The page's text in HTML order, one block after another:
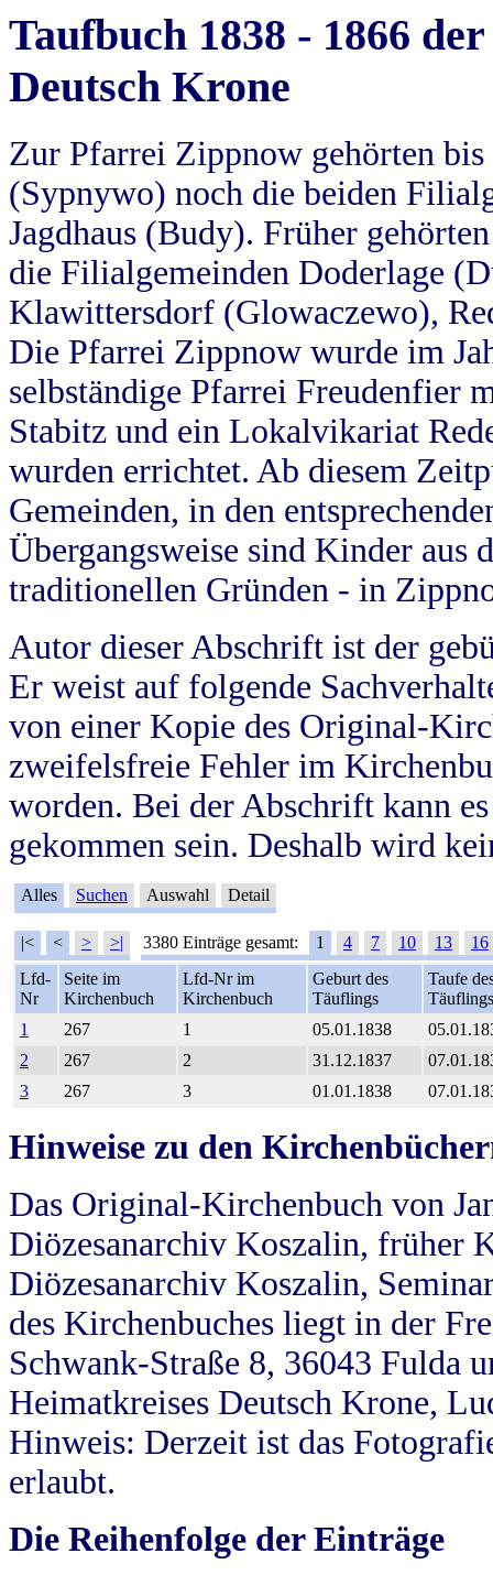
Taufbuch 1838 - 1866
Deutsch Krone
Zur Pfarrei Zippnow gehörten
(Sypnywo) noch die beiden
Jagdhaus (Budy). Früher
die Filialgemeinden Doderlage
Klawittersdorf (Glowaczewo),
Die Pfarrei Zippnow wurde im
selbständige Pfarrei Freudenfier
Stabitz und ein Lokalvikariat
wurden errichtet. Ab diesem
Gemeinden, in den
Übergangsweise sind Kinder aus
traditionellen Gründen - in
Autor dieser Abschrift ist der
Er weist auf folgende
von einer Kopie des Original-
zweifelsfreie Fehler im
worden. Bei der Abschrift kann
gekommen sein. Deshalb wird
Alles Suchen Auswahl Detail
|< < > >| 3380 Einträge gesamt: 1 4 7 10 13
16
Lfd-
Nr
Seite im
Kirchenbuch
Lfd-Nr im
Kirchenbuch
Geburt des
Täuflings
Taufe
Täuflings
1
267 1 05.01.1838
2
267 2 31.12.1837
3
267 3 01.01.1838
Hinweise zu den
Das Original-Kirchenbuch von
Diözesanarchiv Koszalin, früher
Diözesanarchiv Koszalin,
des Kirchenbuches liegt in der
Schwank-Straße 8, 36043 Fulda
Heimatkreises Deutsch Krone,
Hinweis: Derzeit ist das
erlaubt.
Die Reihenfolge der Einträge